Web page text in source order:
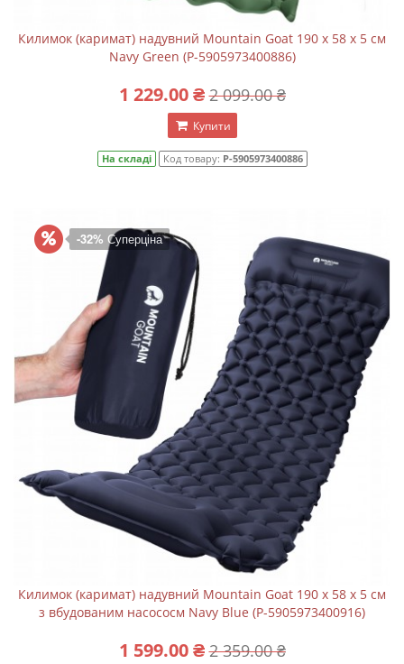
Килимок (каримат) надувний Mountain Goat 190 x 58 x 5 см
Navy Green (P-5905973400886)
1 229.00 ₴ 2 099.00 ₴
Купити
На складі Код товару: P-5905973400886
-32% Суперціна
Килимок (каримат) надувний Mountain Goat 190 x 58 x 5 см
з вбудованим насососм Navy Blue (P-5905973400916)
1 599.00 ₴ 2 359.00 ₴